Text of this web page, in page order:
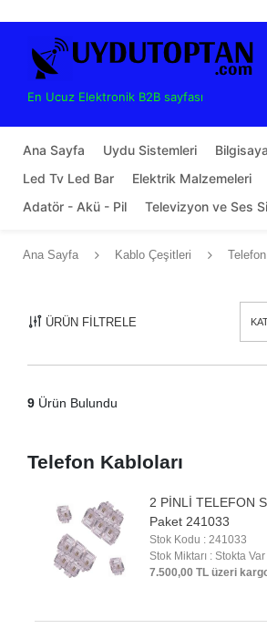
En Ucuz Elektronik B2B sayfası
Ana Sayfa Uydu Sistemleri
Led Tv Led Bar
Elektrik Malzemeleri
Adatör - Akü - Pil
Televizyon ve Ses
Ana Sayfa Kablo Çeşitleri
ÜRÜN FİLTRELE
9 Ürün Bulundu
Telefon Kabloları
2 PİNLİ TELEFON
Paket 241033
Stok Kodu : 241033
Stok Miktarı : Stokta Var
7.500,00 TL üzeri